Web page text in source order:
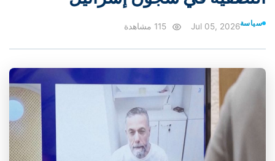
سياسةJul 05, 2026 115 مشاهدة